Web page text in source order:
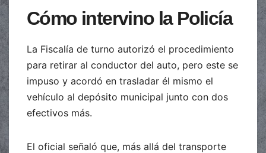
Cómo intervino la Policía
La Fiscalía de turno autorizó el procedimiento
para retirar al conductor del auto, pero este se
impuso y acordó en trasladar él mismo el
vehículo al depósito municipal junto con dos
efectivos más.
El oficial señaló que, más allá del transporte